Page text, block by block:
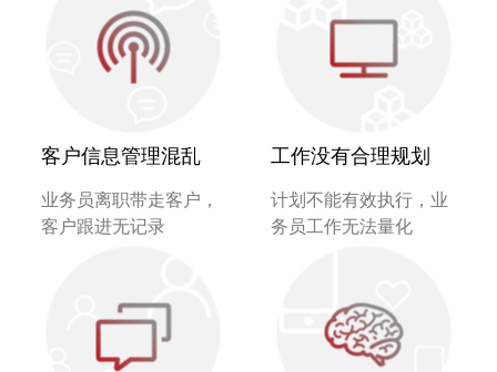
客户信息管理混乱
业务员离职带走客户，
客户跟进无记录
工作没有合理规划
计划不能有效执行，业
务员工作无法量化